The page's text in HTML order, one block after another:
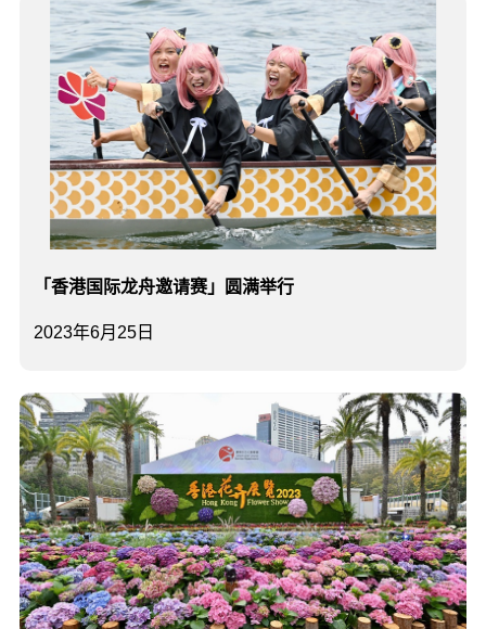
2023年6月25日
「香港国际龙舟邀请赛」圆满举行